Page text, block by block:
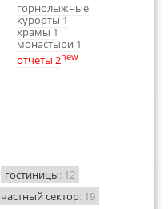
горнолыжные
курорты 1
храмы 1
монастыри 1
отчеты 2new
гостиницы: 12
частный сектор: 19